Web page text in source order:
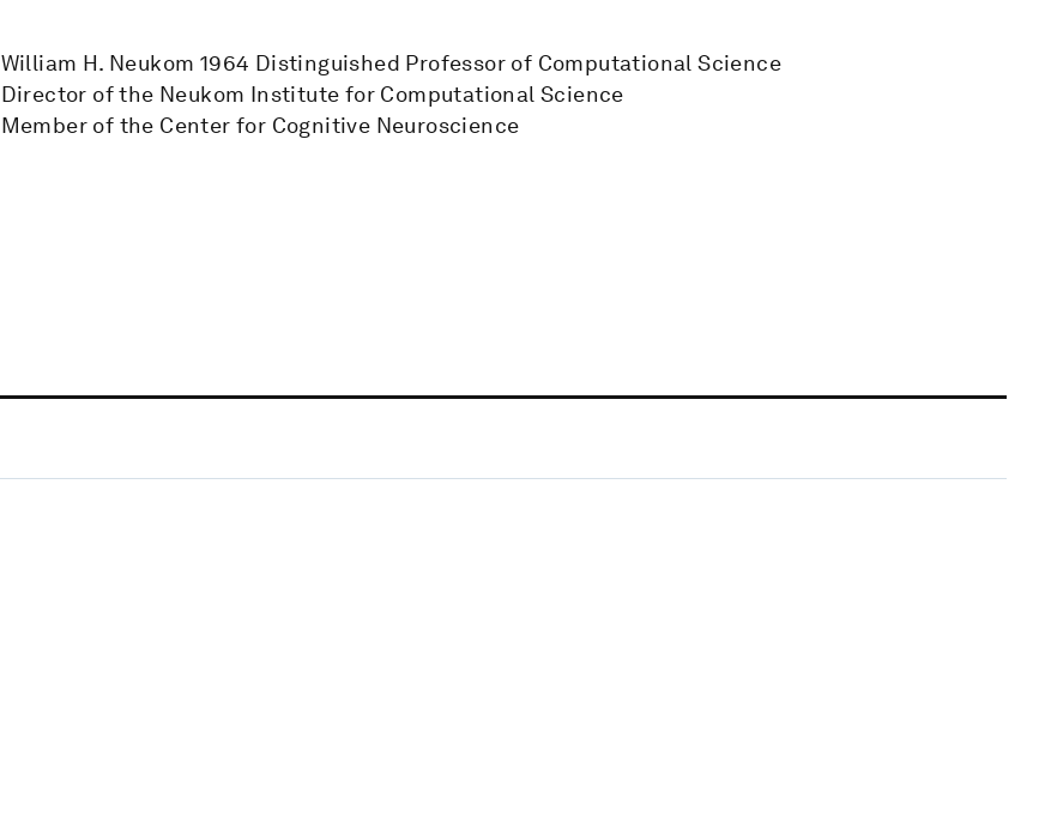
William H. Neukom 1964 Distinguished Professor of Computational Science
Director of the Neukom Institute for Computational Science
Member of the Center for Cognitive Neuroscience